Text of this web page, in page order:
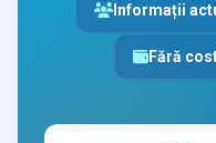
Informații
Fără